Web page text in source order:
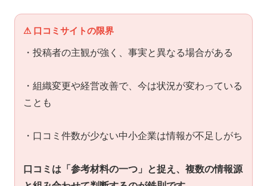
⚠ 口コミサイトの限界
・投稿者の主観が強く、事実と異なる場合がある
・組織変更や経営改善で、今は状況が変わっている
ことも
・口コミ件数が少ない中小企業は情報が不足しがち
口コミは「参考材料の一つ」と捉え、複数の情報源